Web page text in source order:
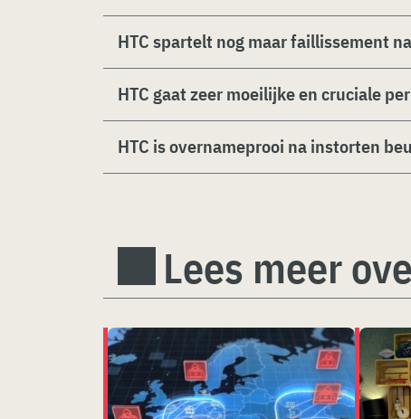
HTC spartelt nog maar faillissement
HTC gaat zeer moeilijke en cruciale
HTC is overnameprooi na instorten
Lees meer